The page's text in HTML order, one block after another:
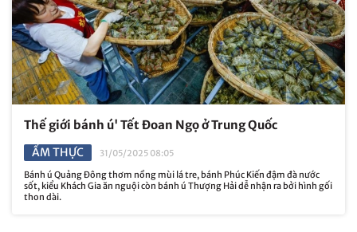
Thế giới bánh ú' Tết Đoan Ngọ ở Trung Quốc
ẨM THỰC
31/05/2025 08:05
Bánh ú Quảng Đông thơm nồng mùi lá tre, bánh Phúc Kiến đậm đà nước
sốt, kiểu Khách Gia ăn nguội còn bánh ú Thượng Hải dễ nhận ra bởi hình gối
thon dài.